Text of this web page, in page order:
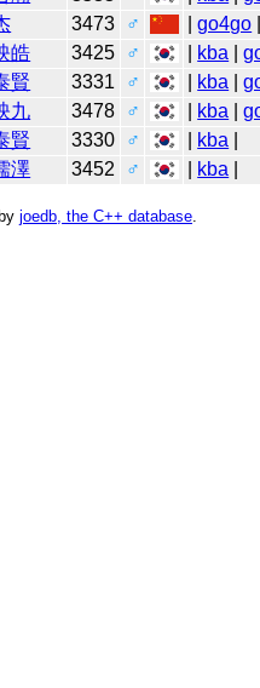
3473 ♂ |go4go
皓 3425 ♂ kba |
賢 3331 ♂ kba |
九 3478 ♂ kba |
賢 3330 ♂ kba
澤 3452 ♂ kba
joedb, the C++ database